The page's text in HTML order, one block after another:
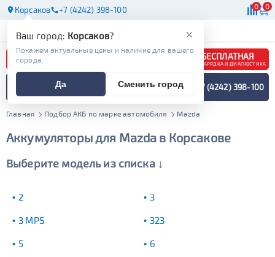
Корсаков +7 (4242) 398-100 0 0
АКБ
БЕСПЛАТНАЯ
ЗАРЯДКА И ДИАГНОСТИКА
ПОДБОР АККУМУЛЯТОРА
СПЕЦИАЛИСТОМ +7 (4242) 398-100
Главная Подбор АКБ по марке автомобиля Mazda
Аккумуляторы для Mazda в Корсакове
Выберите модель из списка ↓
2 3
3 MPS 323
5 6
×
Ваш город: Корсаков?
Покажем актуальные цены и наличие для вашего
города.
Да Сменить город